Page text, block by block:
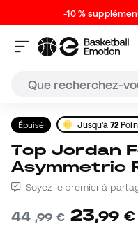
-10 %
Épuisé Jusqu'à72
Top Jordan Femme
Asymmetric
Soyez le premier à
44,99 € 23,99 €